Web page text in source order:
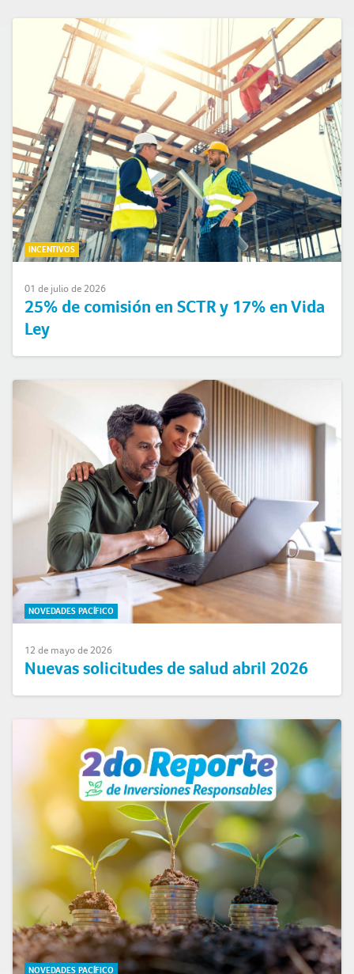
INCENTIVOS
01 de julio de 2026
25% de comisión en SCTR y 17% en Vida
Ley
NOVEDADES PACÍFICO
12 de mayo de 2026
Nuevas solicitudes de salud abril 2026
NOVEDADES PACÍFICO